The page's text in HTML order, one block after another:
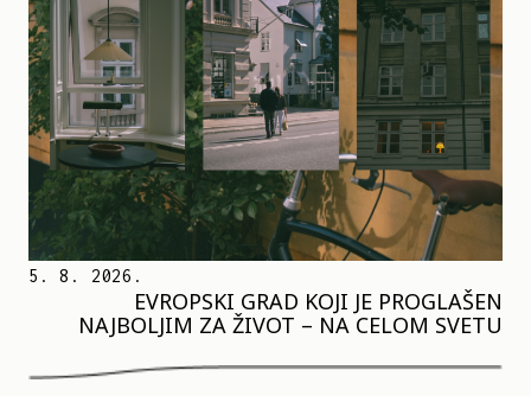
5. 8. 2026.
EVROPSKI GRAD KOJI JE PROGLAŠEN
NAJBOLJIM ZA ŽIVOT – NA CELOM SVETU